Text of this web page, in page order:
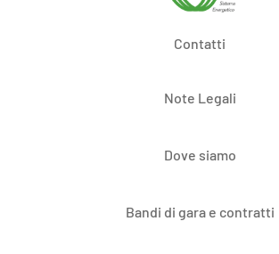
Contatti
Note Legali
Dove siamo
Bandi di gara e contratti